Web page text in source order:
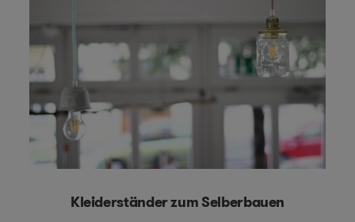
Kleiderständer zum Selberbauen